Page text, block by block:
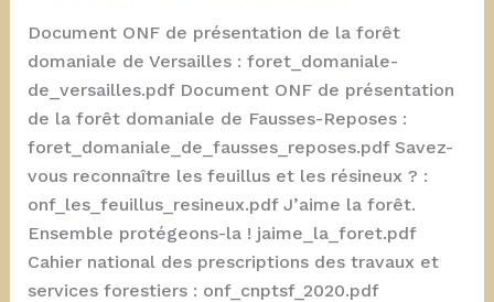
Document ONF de présentation de la forêt
domaniale de Versailles : foret_domaniale-
de_versailles.pdf Document ONF de présentation
de la forêt domaniale de Fausses-Reposes :
foret_domaniale_de_fausses_reposes.pdf Savez-
vous reconnaître les feuillus et les résineux ? :
onf_les_feuillus_resineux.pdf J’aime la forêt.
Ensemble protégeons-la ! jaime_la_foret.pdf
Cahier national des prescriptions des travaux et
services forestiers : onf_cnptsf_2020.pdf